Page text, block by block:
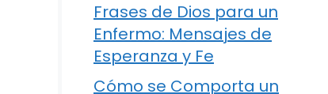
Frases de Dios para un
Enfermo: Mensajes de
Esperanza y Fe
Cómo se Comporta un